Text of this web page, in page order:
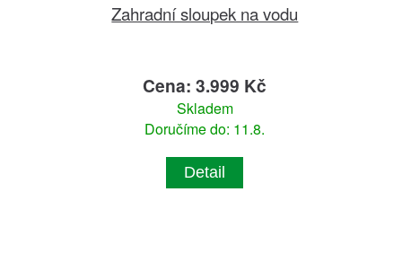
Zahradní sloupek na vodu
Cena: 3.999 Kč
Skladem
Doručíme do: 11.8.
Detail